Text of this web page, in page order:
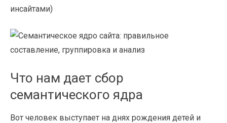
инсайтами)
Что нам дает сбор
семантического ядра
Вот человек выступает на днях рождения детей и